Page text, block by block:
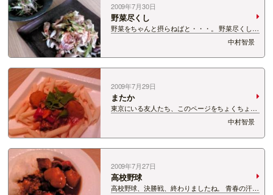
2009年7月30日
野菜尽くし
野菜をちゃんと摂らねばと・・・。 野菜尽くしの
2品。 小さい器のほうは、自宅で水栽培したブロ
ッコリーの芽です。 けっこう簡単に生えてくる。
でも、簡単にカビる。 いずれにしても、放ったら
かしはいけないようです。
中村智景
2009年7月29日
またか
東京にいる友人たち、このページをちょくちょく
覗いてくれているようなのですが 開口一番 「パ
スタ ばっかだね」って。 だってねー、冷凍ごは
んが切れていたら、ご飯炊くよりもパスタ茹でる
ほうが 早いんだもん。。。 でもペンネで…
中村智景
2009年7月27日
高校野球
高校野球、決勝戦、終わりましたね。 青春の汗と